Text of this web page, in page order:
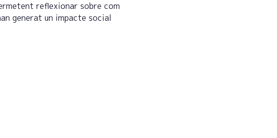
reflexionar sobre com
generat un impacte social